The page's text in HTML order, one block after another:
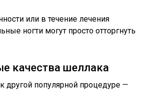
или в течение лечения
ногти могут просто отторгнуть
качества шеллака
другой популярной процедуре —